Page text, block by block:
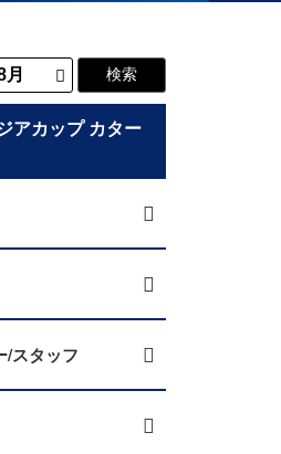
アカップ カター
/スタッフ